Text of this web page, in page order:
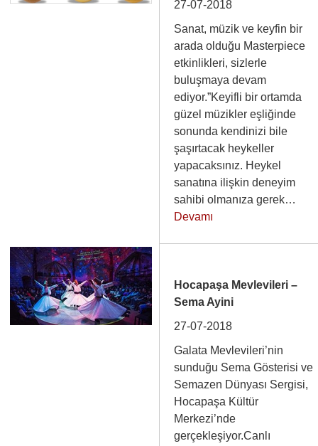
27-07-2018
Sanat, müzik ve keyfin bir
arada olduğu Masterpiece
etkinlikleri, sizlerle
buluşmaya devam
ediyor.”Keyifli bir ortamda
güzel müzikler eşliğinde
sonunda kendinizi bile
şaşırtacak heykeller
yapacaksınız. Heykel
sanatına ilişkin deneyim
sahibi olmanıza gerek…
Devamı
Hocapaşa Mevlevileri –
Sema Ayini
27-07-2018
Galata Mevlevileri’nin
sunduğu Sema Gösterisi ve
Semazen Dünyası Sergisi,
Hocapaşa Kültür
Merkezi’nde
gerçekleşiyor.Canlı